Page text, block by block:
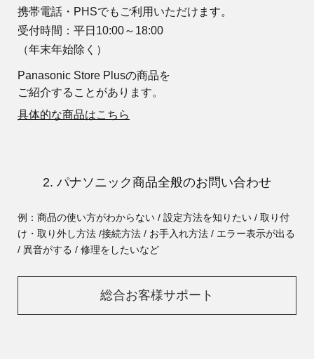
携帯電話・PHSでもご利用いただけます。
受付時間：平日10:00～18:00
（年末年始除く）
Panasonic Store Plusの商品を
ご紹介することがあります。
具体的な商品はこちら
2. パナソニック商品全般のお問い合わせ
例：商品の使い方がわからない / 設定方法を知りたい / 取り付
け・取り外し方法 /接続方法 / お手入れ方法 / エラー表示が出る
/ 異音がする / 修理をしたいなど
総合お客様サポート